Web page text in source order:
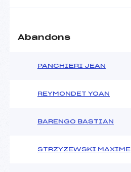
Abandons
PANCHIERI JEAN
REYMONDET YOAN
BARENGO BASTIAN
STRZYZEWSKI MAXIME